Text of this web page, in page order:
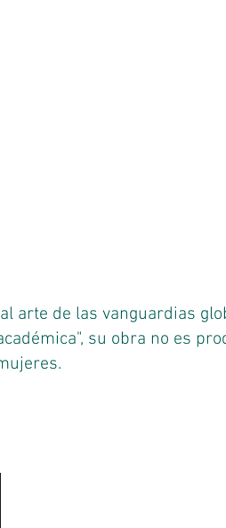
arte de las vanguardias
su obra no es